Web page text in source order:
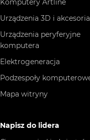
Komputery Artline
Urządzenia 3D i akcesoria
Urządzenia peryferyjne
komputera
Elektrogeneracja
Podzespoły
Mapa witryny
Napisz do lidera